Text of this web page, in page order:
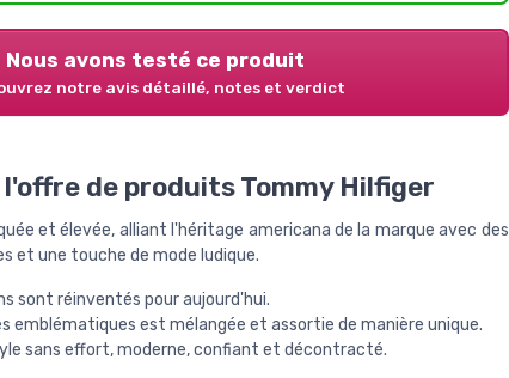
Nous avons testé ce produit
notre avis détaillé, notes et verdict
l'offre de produits Tommy Hilfiger
et élevée, alliant l'héritage americana de la marque avec des
et une touche de mode ludique.
sont réinventés pour aujourd'hui.
emblématiques est mélangée et assortie de manière unique.
sans effort, moderne, confiant et décontracté.